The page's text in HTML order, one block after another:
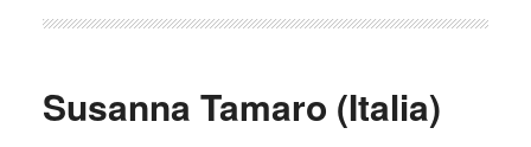
Susanna Tamaro (Italia)